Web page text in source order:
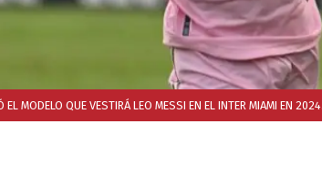
EL MODELO QUE VESTIRÁ LEO MESSI EN EL INTER MIAMI EN 2024.